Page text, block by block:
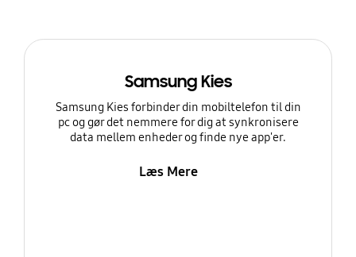
Samsung Kies
Samsung Kies forbinder din mobiltelefon til din
pc og gør det nemmere for dig at synkronisere
data mellem enheder og finde nye app'er.
Læs Mere